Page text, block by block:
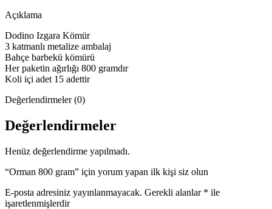
Açıklama
Dodino Izgara Kömür
3 katmanlı metalize ambalaj
Bahçe barbekü kömürü
Her paketin ağırlığı 800 gramdır
Koli içi adet 15 adettir
Değerlendirmeler (0)
Değerlendirmeler
Henüz değerlendirme yapılmadı.
“Orman 800 gram” için yorum yapan ilk kişi siz olun
E-posta adresiniz yayınlanmayacak. Gerekli alanlar * ile
işaretlenmişlerdir